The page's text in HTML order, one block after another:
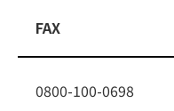
FAX
0800-100-0698